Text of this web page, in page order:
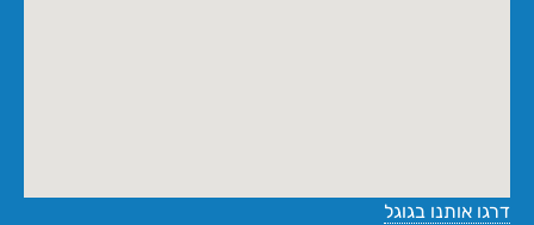
דרגו אותנו בגוגל